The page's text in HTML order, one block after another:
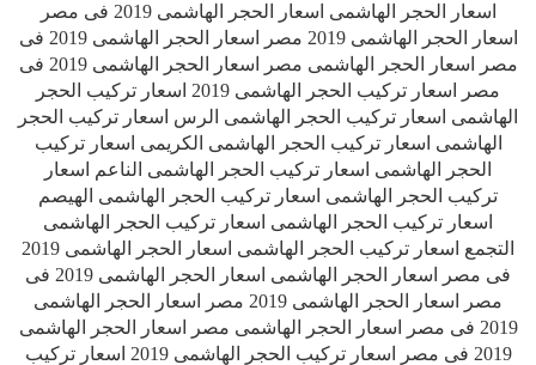
اسعار الحجر الهاشمى اسعار الحجر الهاشمى 2019 فى مصر
اسعار الحجر الهاشمى 2019 مصر اسعار الحجر الهاشمى 2019 فى
مصر اسعار الحجر الهاشمى مصر اسعار الحجر الهاشمى 2019 فى
مصر اسعار تركيب الحجر الهاشمى 2019 اسعار تركيب الحجر
الهاشمى اسعار تركيب الحجر الهاشمى الرس اسعار تركيب الحجر
الهاشمى اسعار تركيب الحجر الهاشمى الكريمى اسعار تركيب
الحجر الهاشمى اسعار تركيب الحجر الهاشمى الناعم اسعار
تركيب الحجر الهاشمى اسعار تركيب الحجر الهاشمى الهيصم
اسعار تركيب الحجر الهاشمى اسعار تركيب الحجر الهاشمى
التجمع اسعار تركيب الحجر الهاشمى اسعار الحجر الهاشمى 2019
فى مصر اسعار الحجر الهاشمى اسعار الحجر الهاشمى 2019 فى
مصر اسعار الحجر الهاشمى 2019 مصر اسعار الحجر الهاشمى
2019 فى مصر اسعار الحجر الهاشمى مصر اسعار الحجر الهاشمى
2019 فى مصر اسعار تركيب الحجر الهاشمى 2019 اسعار تركيب